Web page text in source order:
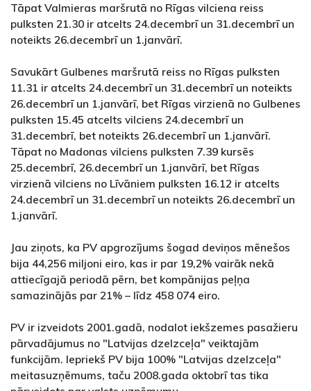
Tāpat Valmieras maršrutā no Rīgas vilciena reiss
pulksten 21.30 ir atcelts 24.decembrī un 31.decembrī un
noteikts 26.decembrī un 1.janvārī.
Savukārt Gulbenes maršrutā reiss no Rīgas pulksten
11.31 ir atcelts 24.decembrī un 31.decembrī un noteikts
26.decembrī un 1.janvārī, bet Rīgas virzienā no Gulbenes
pulksten 15.45 atcelts vilciens 24.decembrī un
31.decembrī, bet noteikts 26.decembrī un 1.janvārī.
Tāpat no Madonas vilciens pulksten 7.39 kursēs
25.decembrī, 26.decembrī un 1.janvārī, bet Rīgas
virzienā vilciens no Līvāniem pulksten 16.12 ir atcelts
24.decembrī un 31.decembrī un noteikts 26.decembrī un
1.janvārī.
Jau ziņots, ka PV apgrozījums šogad deviņos mēnešos
bija 44,256 miljoni eiro, kas ir par 19,2% vairāk nekā
attiecīgajā periodā pērn, bet kompānijas peļņa
samazinājās par 21% – līdz 458 074 eiro.
PV ir izveidots 2001.gadā, nodalot iekšzemes pasažieru
pārvadājumus no "Latvijas dzelzceļa" veiktajām
funkcijām. Iepriekš PV bija 100% "Latvijas dzelzceļa"
meitasuzņēmums, taču 2008.gada oktobrī tas tika